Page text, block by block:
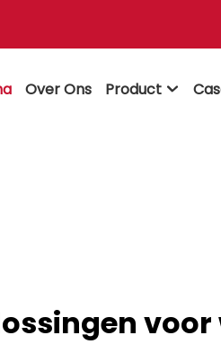
Over Ons Product 